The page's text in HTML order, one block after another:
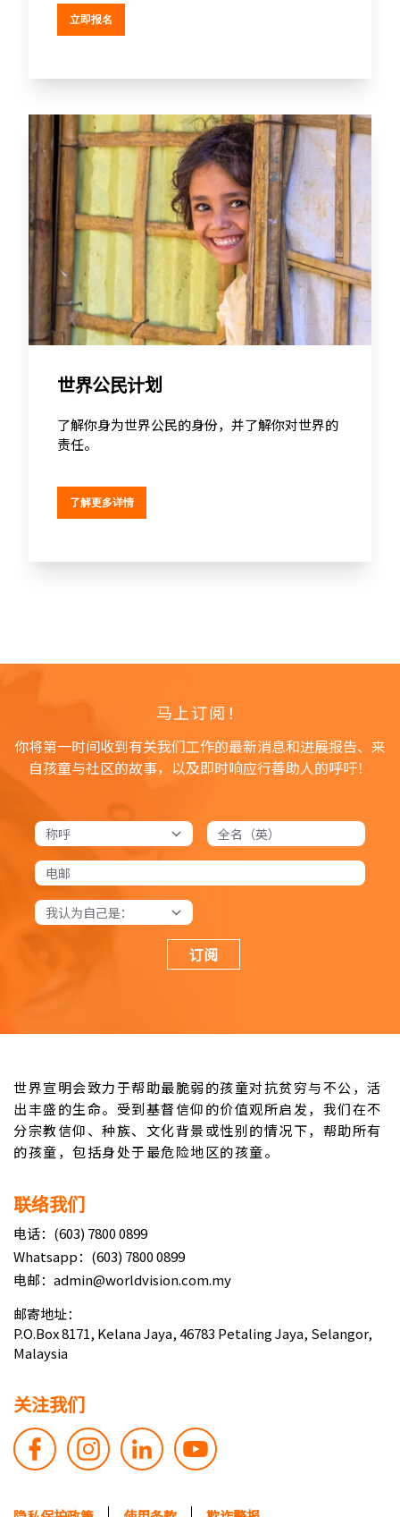
立即报名
世界公民计划
了解你身为世界公民的身份，并了解你对世界的
责任。
了解更多详情
马上订阅！
你将第一时间收到有关我们工作的最新消息和进展报告、来
自孩童与社区的故事，以及即时响应行善助人的呼吁！
订阅
世界宣明会致力于帮助最脆弱的孩童对抗贫穷与不公，活
出丰盛的生命。受到基督信仰的价值观所启发，我们在不
分宗教信仰、种族、文化背景或性别的情况下，帮助所有
的孩童，包括身处于最危险地区的孩童。
联络我们
电话：(603) 7800 0899
Whatsapp：(603) 7800 0899
电邮：admin@worldvision.com.my
邮寄地址：
P.O.Box 8171, Kelana Jaya, 46783 Petaling Jaya, Selangor,
Malaysia
关注我们